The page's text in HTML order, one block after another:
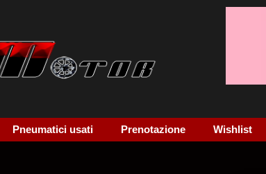
Pneumatici usati Prenotazione Wishlist